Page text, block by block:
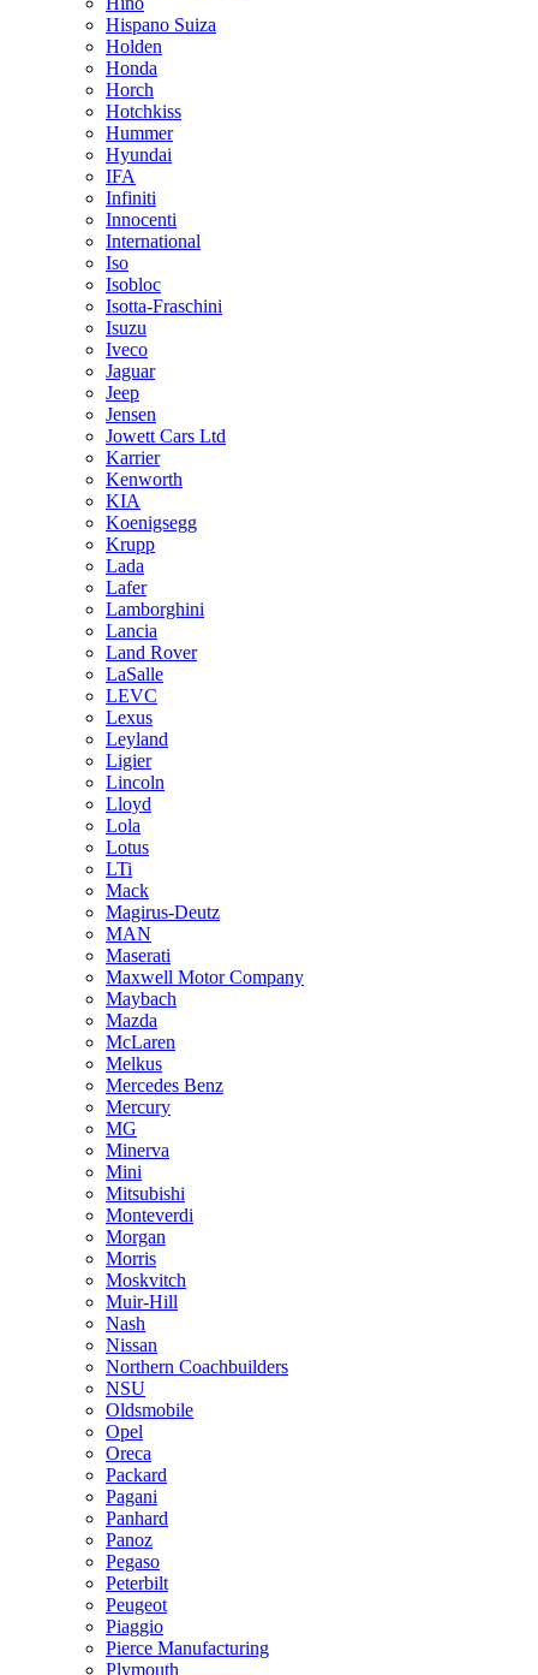
Hispano Suiza
Holden
Honda
Horch
Hotchkiss
Hummer
Hyundai
IFA
Infiniti
Innocenti
International
Iso
Isobloc
Isotta-Fraschini
Isuzu
Iveco
Jaguar
Jeep
Jensen
Jowett Cars Ltd
Karrier
Kenworth
KIA
Koenigsegg
Krupp
Lada
Lafer
Lamborghini
Lancia
Land Rover
LaSalle
LEVC
Lexus
Leyland
Ligier
Lincoln
Lloyd
Lola
Lotus
LTi
Mack
Magirus-Deutz
MAN
Maserati
Maxwell Motor Company
Maybach
Mazda
McLaren
Melkus
Mercedes Benz
Mercury
MG
Minerva
Mini
Mitsubishi
Monteverdi
Morgan
Morris
Moskvitch
Muir-Hill
Nash
Nissan
Northern Coachbuilders
NSU
Oldsmobile
Opel
Oreca
Packard
Pagani
Panhard
Panoz
Pegaso
Peterbilt
Peugeot
Piaggio
Pierce Manufacturing
Plymouth